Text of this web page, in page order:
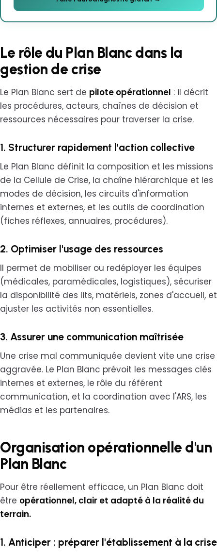
Le rôle du Plan Blanc dans la
gestion de crise
Le Plan Blanc sert de pilote opérationnel : il décrit
les procédures, acteurs, chaînes de décision et
ressources nécessaires pour traverser la crise.
1. Structurer rapidement l'action collective
Le Plan Blanc définit la composition et les missions
de la Cellule de Crise, la chaîne hiérarchique et les
modes de décision, les circuits d'information
internes et externes, et les outils de coordination
(fiches réflexes, annuaires, procédures).
2. Optimiser l'usage des ressources
Il permet de mobiliser ou redéployer les équipes
(médicales, paramédicales, logistiques), sécuriser
la disponibilité des lits, matériels, zones d'accueil, et
ajuster les activités non essentielles.
3. Assurer une communication maîtrisée
Une crise mal communiquée devient vite une crise
aggravée. Le Plan Blanc prévoit les messages clés
internes et externes, le rôle du référent
communication, et la coordination avec l'ARS, les
médias et les partenaires.
Organisation opérationnelle d'un
Plan Blanc
Pour être réellement efficace, un Plan Blanc doit
être opérationnel, clair et adapté à la réalité du
terrain.
1. Anticiper : préparer l'établissement à la crise